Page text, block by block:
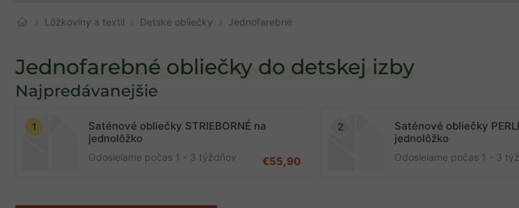
Lôžkoviny a textil Detské obliečky Jednofarebné
Na sklade
Jednofarebné obliečky do detskej izby
Najpredávanejšie
Saténové obliečky STRIEBORNÉ na
jednolôžko
Odosielame počas 1 - 3 týždňov €55,90
Saténové obliečky
jednolôžko
Odosielame počas 1 - 3